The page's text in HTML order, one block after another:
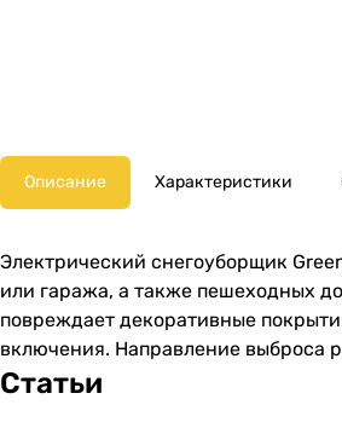
Описание Характеристики
Электрический снегоуборщик
или гаража, а также пешеходных
повреждает декоративные
включения. Направление выброса
Статьи